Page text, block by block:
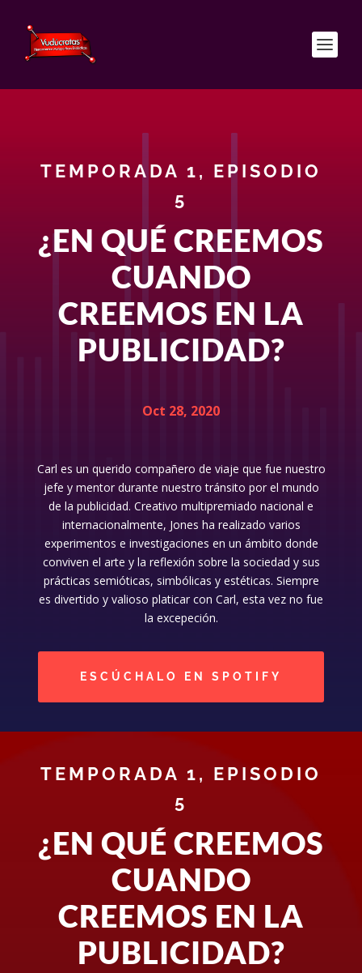
TEMPORADA 1, EPISODIO
5
¿EN QUÉ CREEMOS
CUANDO
CREEMOS EN LA
PUBLICIDAD?
Oct 28, 2020
Carl es un querido compañero de viaje que fue nuestro
jefe y mentor durante nuestro tránsito por el mundo
de la publicidad. Creativo multipremiado nacional e
internacionalmente, Jones ha realizado varios
experimentos e investigaciones en un ámbito donde
conviven el arte y la reflexión sobre la sociedad y sus
prácticas semióticas, simbólicas y estéticas. Siempre
es divertido y valioso platicar con Carl, esta vez no fue
la excepeción.
ESCÚCHALO EN SPOTIFY
TEMPORADA 1, EPISODIO
5
¿EN QUÉ CREEMOS
CUANDO
CREEMOS EN LA
PUBLICIDAD?